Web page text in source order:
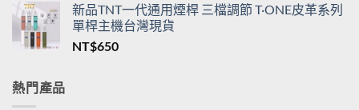
範
新品TNT一代通用煙桿 三檔調節 T·ONE皮革系列
單桿主機台灣現貨
NT$650
熱門產品